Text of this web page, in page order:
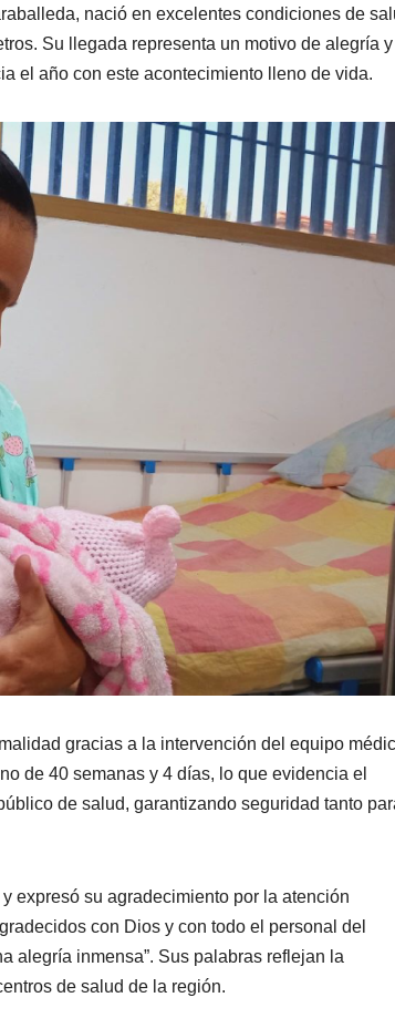
nació en excelentes condiciones de
Su llegada representa un motivo de alegría y
el año con este acontecimiento lleno de vida.
gracias a la intervención del equipo
de 40 semanas y 4 días, lo que evidencia el
de salud, garantizando seguridad tanto
expresó su agradecimiento por la atención
con Dios y con todo el personal del
alegría inmensa”. Sus palabras reflejan la
de salud de la región.